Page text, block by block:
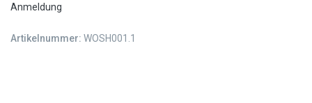
Anmeldung
Artikelnummer: WOSH001.1